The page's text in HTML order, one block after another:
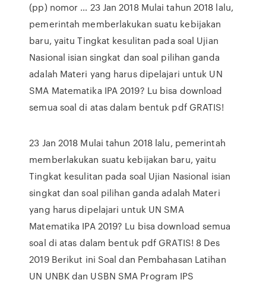
(pp) nomor … 23 Jan 2018 Mulai tahun 2018 lalu,
pemerintah memberlakukan suatu kebijakan
baru, yaitu Tingkat kesulitan pada soal Ujian
Nasional isian singkat dan soal pilihan ganda
adalah Materi yang harus dipelajari untuk UN
SMA Matematika IPA 2019? Lu bisa download
semua soal di atas dalam bentuk pdf GRATIS!
23 Jan 2018 Mulai tahun 2018 lalu, pemerintah
memberlakukan suatu kebijakan baru, yaitu
Tingkat kesulitan pada soal Ujian Nasional isian
singkat dan soal pilihan ganda adalah Materi
yang harus dipelajari untuk UN SMA
Matematika IPA 2019? Lu bisa download semua
soal di atas dalam bentuk pdf GRATIS! 8 Des
2019 Berikut ini Soal dan Pembahasan Latihan
UN UNBK dan USBN SMA Program IPS